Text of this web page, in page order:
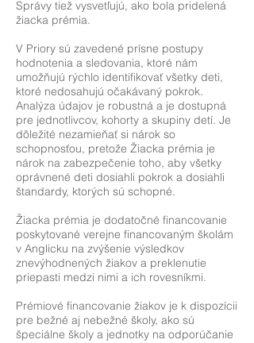
Správy tiež vysvetľujú, ako bola pridelená
žiacka prémia.
V Priory sú zavedené prísne postupy
hodnotenia a sledovania, ktoré nám
umožňujú rýchlo identifikovať všetky deti,
ktoré nedosahujú očakávaný pokrok.
Analýza údajov je robustná a je dostupná
pre jednotlivcov, kohorty a skupiny detí. Je
dôležité nezamieňať si nárok so
schopnosťou, pretože Žiacka prémia je
nárok na zabezpečenie toho, aby všetky
oprávnené deti dosiahli pokrok a dosiahli
štandardy, ktorých sú schopné.
Žiacka prémia je dodatočné financovanie
poskytované verejne financovaným školám
v Anglicku na zvýšenie výsledkov
znevýhodnených žiakov a preklenutie
priepasti medzi nimi a ich rovesníkmi.
Prémiové financovanie žiakov je k dispozícii
pre bežné aj nebežné školy, ako sú
špeciálne školy a jednotky na odporúčanie